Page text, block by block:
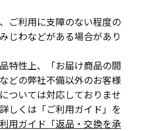
ご利用に支障のない程度の
じわなどがある場合があり
特性上、「お届け商品の間
どの弊社不備以外のお客様
ついては対応しておりませ
しくは「ご利用ガイド」を
用ガイド「返品・交換を承